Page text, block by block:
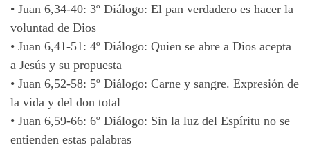
• Juan 6,34-40: 3º Diálogo: El pan verdadero es hacer la
voluntad de Dios
• Juan 6,41-51: 4º Diálogo: Quien se abre a Dios acepta
a Jesús y su propuesta
• Juan 6,52-58: 5º Diálogo: Carne y sangre. Expresión de
la vida y del don total
• Juan 6,59-66: 6º Diálogo: Sin la luz del Espíritu no se
entienden estas palabras